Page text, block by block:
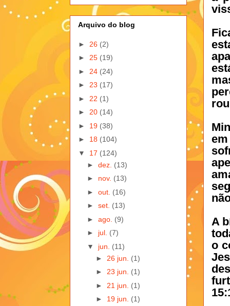
A
o
Arquivo do blog
► 26 (2)
► 25 (19)
► 24 (24)
► 23 (17)
► 22 (1)
► 20 (14)
► 19 (38)
► 18 (104)
▼ 17 (124)
► dez. (13)
► nov. (13)
► out. (16)
► set. (13)
► ago. (9)
► jul. (7)
▼ jun. (11)
► 26 jun. (1)
► 23 jun. (1)
► 21 jun. (1)
► 19 jun. (1)